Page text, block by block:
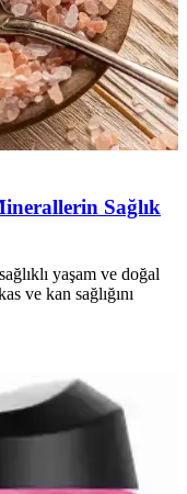
Sağlık
yaşam ve doğal
ve kan sağlığını